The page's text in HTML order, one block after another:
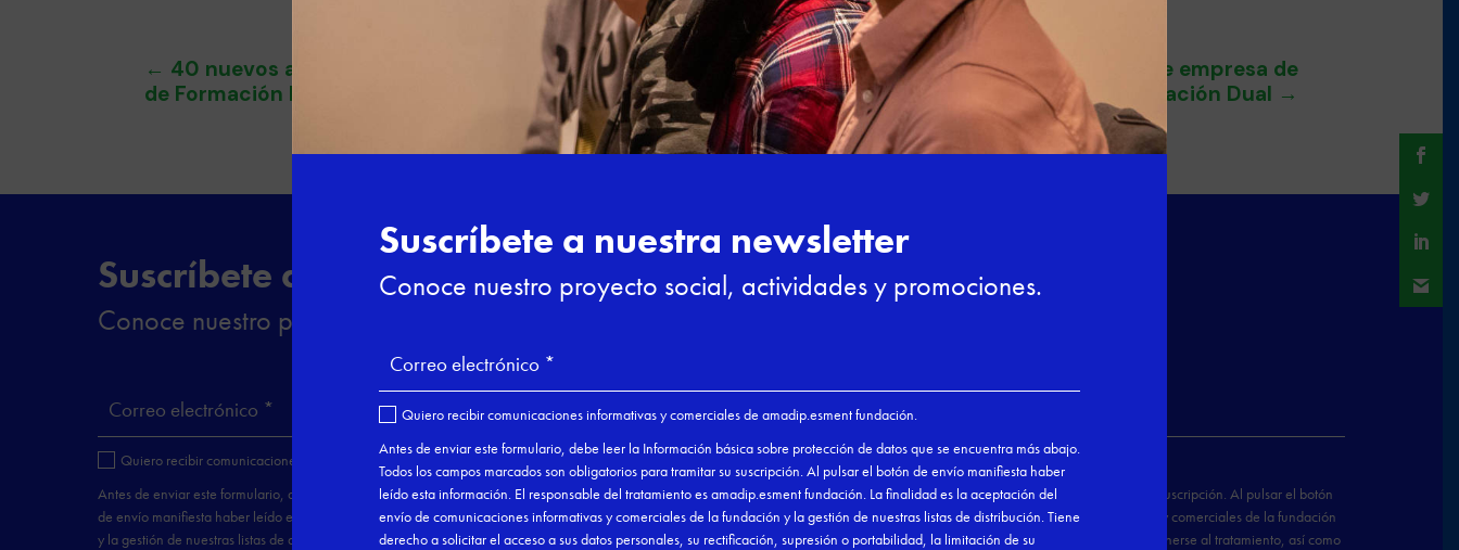

← 40 nuevos aprendices forman la 4a. promoción
de Formación Dual
Jornadas con los tutores de empresa de
Formación Dual →